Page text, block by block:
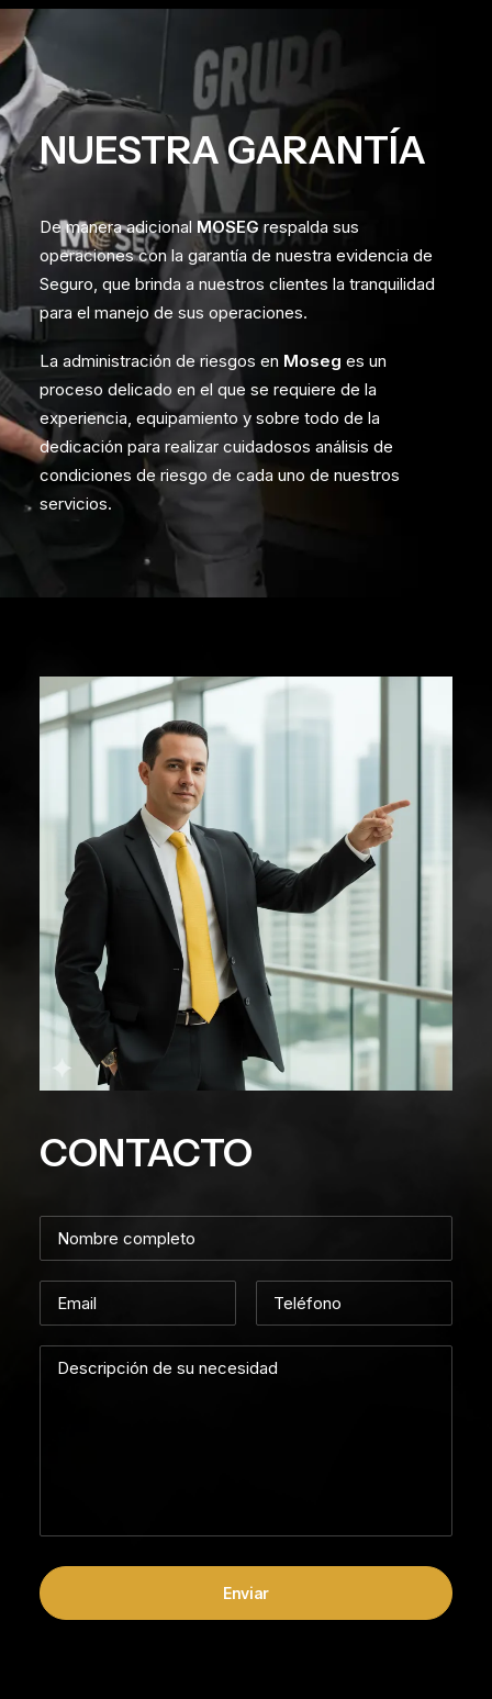
NUESTRA GARANTÍA
De manera adicional MOSEG respalda sus
operaciones con la garantía de nuestra evidencia de
Seguro, que brinda a nuestros clientes la tranquilidad
para el manejo de sus operaciones.
La administración de riesgos en Moseg es un
proceso delicado en el que se requiere de la
experiencia, equipamiento y sobre todo de la
dedicación para realizar cuidadosos análisis de
condiciones de riesgo de cada uno de nuestros
servicios.
CONTACTO